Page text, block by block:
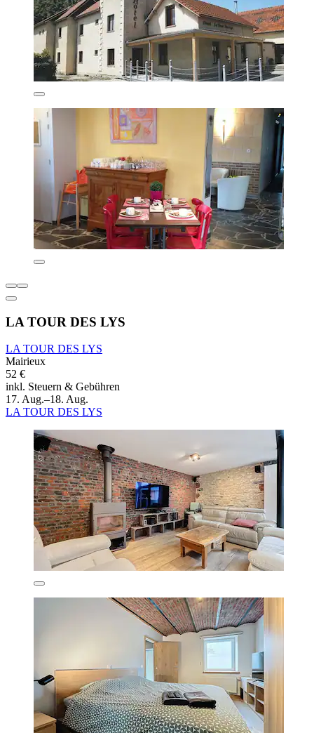
LA TOUR DES LYS
LA TOUR DES LYS
Mairieux
52 €
inkl. Steuern & Gebühren
17. Aug.–18. Aug.
LA TOUR DES LYS